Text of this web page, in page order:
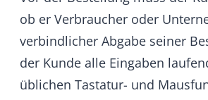
diesen Vertrag zu widerrufen,
Wahrung der Widerrufsfrist reicht
Sie die Mitteilung über die
Widerrufsrechts vor Ablauf der
absenden.